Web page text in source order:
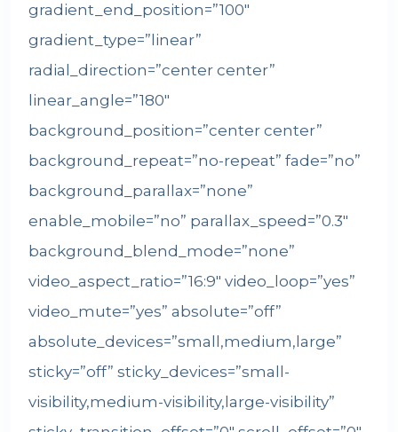
gradient_end_position=”100″
gradient_type=”linear”
radial_direction=”center center”
linear_angle=”180″
background_position=”center center”
background_repeat=”no-repeat” fade=”no”
background_parallax=”none”
enable_mobile=”no” parallax_speed=”0.3″
background_blend_mode=”none”
video_aspect_ratio=”16:9″ video_loop=”yes”
video_mute=”yes” absolute=”off”
absolute_devices=”small,medium,large”
sticky=”off” sticky_devices=”small-
visibility,medium-visibility,large-visibility”